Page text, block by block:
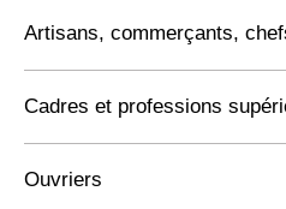
Artisans, commerçants,
Cadres et professions
Ouvriers